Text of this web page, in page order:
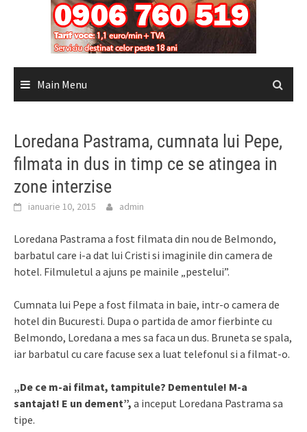
Main Menu
Loredana Pastrama, cumnata lui Pepe,
filmata in dus in timp ce se atingea in
zone interzise
ianuarie 10, 2015 admin
Loredana Pastrama a fost filmata din nou de Belmondo,
barbatul care i-a dat lui Cristi si imaginile din camera de
hotel. Filmuletul a ajuns pe mainile „pestelui”.
Cumnata lui Pepe a fost filmata in baie, intr-o camera de
hotel din Bucuresti. Dupa o partida de amor fierbinte cu
Belmondo, Loredana a mes sa faca un dus. Bruneta se spala,
iar barbatul cu care facuse sex a luat telefonul si a filmat-o.
„De ce m-ai filmat, tampitule? Dementule! M-a
santajat! E un dement”, a inceput Loredana Pastrama sa
tipe.